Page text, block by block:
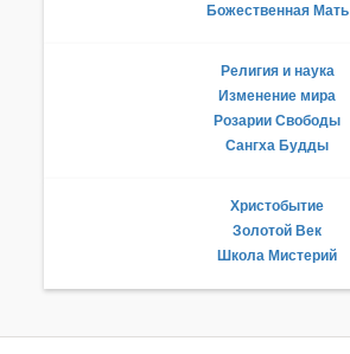
Божественная Мать
Религия и наука
Изменение мира
Розарии Свободы
Сангха Будды
Христобытие
Золотой Век
Школа Мистерий